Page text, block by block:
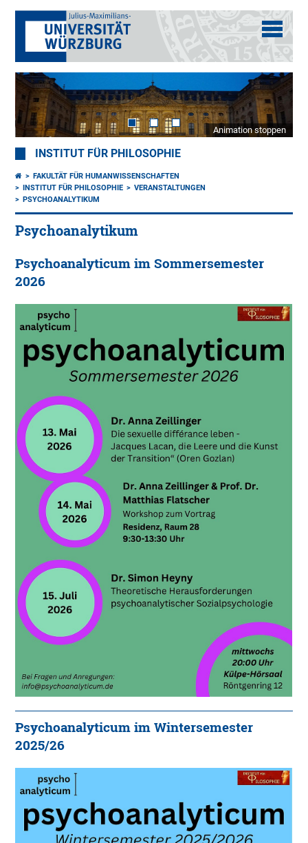
Animation stoppen
INSTITUT FÜR PHILOSOPHIE
FAKULTÄT FÜR HUMANWISSENSCHAFTEN
INSTITUT FÜR PHILOSOPHIE
VERANSTALTUNGEN
PSYCHOANALYTIKUM
Psychoanalytikum
Psychoanalyticum im Sommersemester
2026
Psychoanalyticum im Wintersemester
2025/26